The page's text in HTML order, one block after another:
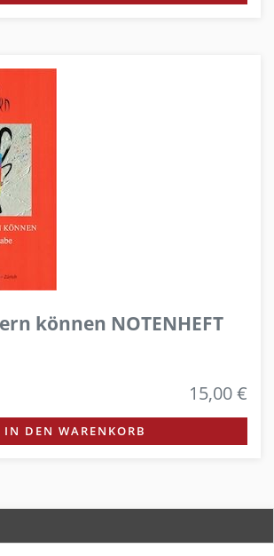
können NOTENHEFT
15,00 €
IN DEN WARENKORB